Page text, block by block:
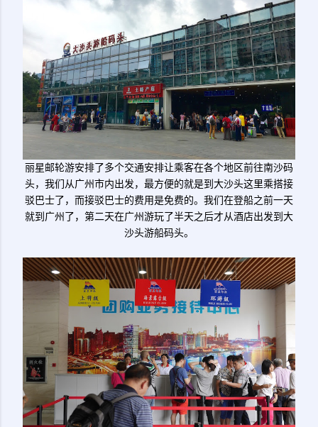
丽星邮轮游安排了多个交通安排让乘客在各个地区前往南沙码
头，我们从广州市内出发，最方便的就是到大沙头这里乘搭接
驳巴士了，而接驳巴士的费用是免费的。我们在登船之前一天
就到广州了，第二天在广州游玩了半天之后才从酒店出发到大
沙头游船码头。